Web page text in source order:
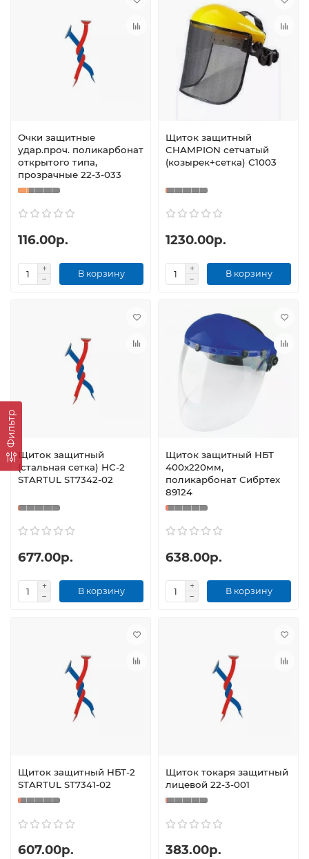
Фильтр
Очки защитные
удар.проч. поликарбонат
открытого типа,
прозрачные 22-3-033
116.00р.
В корзину
Щиток защитный
CHAMPION сетчатый
(козырек+сетка) C1003
1230.00р.
В корзину
Щиток защитный
(стальная сетка) НС-2
STARTUL ST7342-02
677.00р.
В корзину
Щиток защитный НБТ
400х220мм,
поликарбонат Сибртех
89124
638.00р.
В корзину
Щиток защитный НБТ-2
STARTUL ST7341-02
607.00р.
Щиток токаря защитный
лицевой 22-3-001
383.00р.